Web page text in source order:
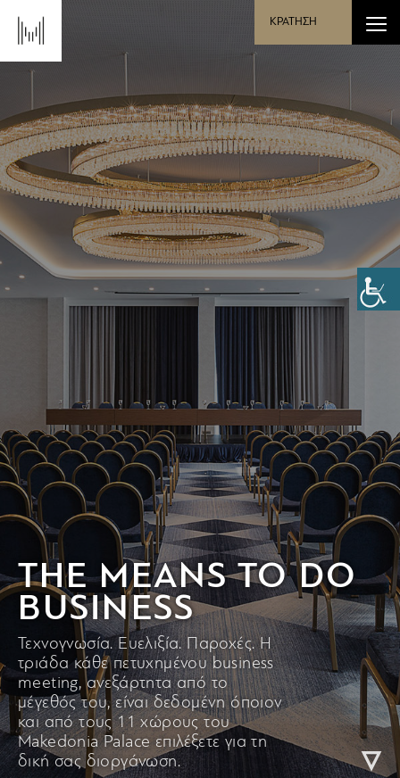
ΚΡΑΤΗΣΗ
THE MEANS TO DO
BUSINESS
Τεχνογνωσία. Ευελιξία. Παροχές. Η
τριάδα κάθε πετυχημένου business
meeting, ανεξάρτητα από το
μέγεθός του, είναι δεδομένη όποιον
και από τους 11 χώρους του
Makedonia Palace επιλέξετε για τη
δική σας διοργάνωση.